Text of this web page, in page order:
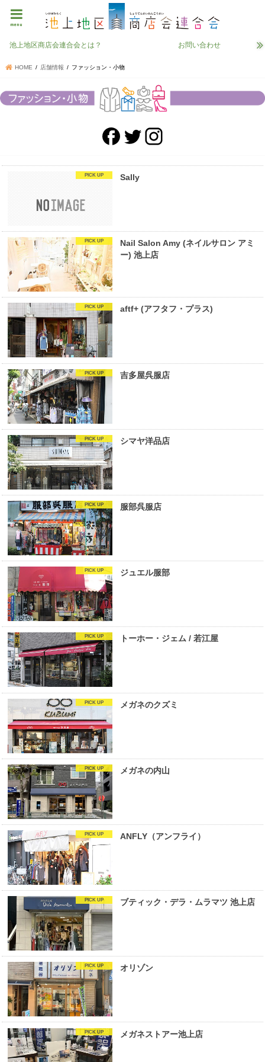
menu
池上地区商店会連合会とは？ お問い合わせ
HOME 店舗情報 ファッション・小物
Sally
Nail Salon Amy (ネイルサロン アミ
ー) 池上店
aftf+ (アフタフ・プラス)
吉多屋呉服店
シマヤ洋品店
服部呉服店
ジュエル服部
トーホー・ジェム / 若江屋
メガネのクズミ
メガネの内山
ANFLY（アンフライ）
ブティック・デラ・ムラマツ 池上店
オリゾン
メガネストアー池上店